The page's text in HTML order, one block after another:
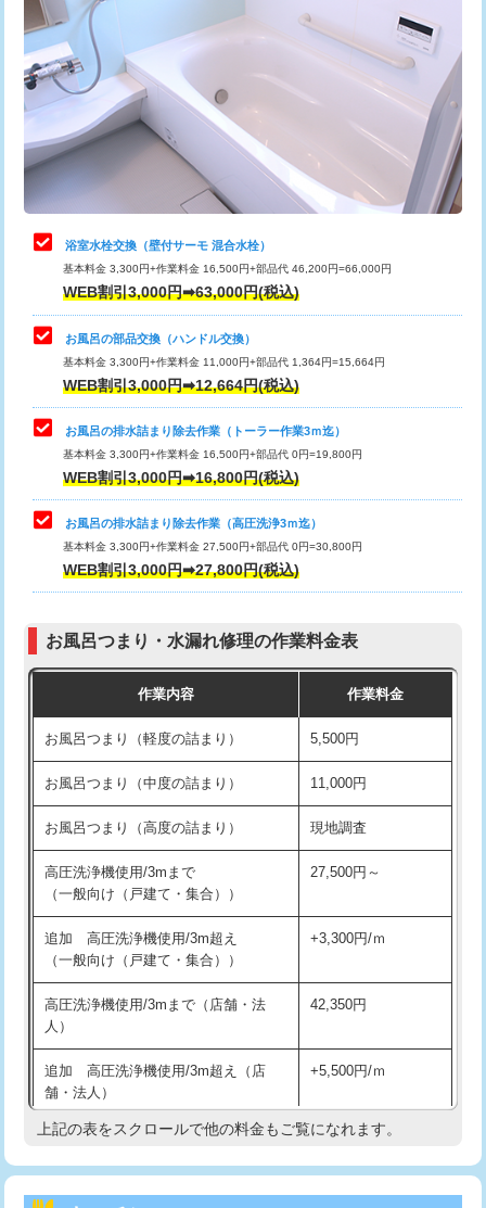
追加トーラー機使用/3m超え
カメラ調査 33,000円
桝清掃 8,800円
止水・漏水調査・防水処理・清掃・修
理・調整・分解・加工など（軽作業）
止水・漏水調査・防水処理・清掃・修
理・調整・分解・加工など（中作業）
22,000円
止水・漏水調査・防水処理・清掃・修
理・調整・分解・加工など（重作業）
33,000円
トイレタンク脱着
トイレ便器脱着
タンクレストイレ脱着 33,000円
小便器トイレ脱着
その他部品の脱着 8,800円～
交換・取付（タンク）
交換・取付（普通便座） 11,000円+材料費
交換・取付（温水洗浄便座） 16,500円+材料費
交換・取付(単水栓（壁付・デッキ
式）)
13,200円+材料費
交換・取付(混合水栓（壁付・デッキ
式・ワンホール）)
16,500円+材料費
交換・取付(排水栓・排水トラップ
（P/S/ポップアップ））
22,000円+材料費
交換・取付（その他部品） 11,000円+材料費
持込商品取付（単水栓） 13,200円
持込商品取付（混合水栓）
持込商品取付（浄水器・分岐水栓） 16,500円
持込商品取付（温水洗浄便座） 22,000円
持込商品取付（普通便座⇔温水洗浄便
22,000円
浴室水栓交換（壁付サーモ 混合水栓）
基本料金 3,300円+作業料金 16,500円+部品代 46,200円=66,000円
WEB割引3,000円➡63,000円(税込)
お風呂の部品交換（ハンドル交換）
基本料金 3,300円+作業料金 11,000円+部品代 1,364円=15,664円
WEB割引3,000円➡12,664円(税込)
お風呂の排水詰まり除去作業（トーラー作業3ｍ迄）
基本料金 3,300円+作業料金 16,500円+部品代 0円=19,800円
WEB割引3,000円➡16,800円(税込)
お風呂の排水詰まり除去作業（高圧洗浄3ｍ迄）
基本料金 3,300円+作業料金 27,500円+部品代 0円=30,800円
WEB割引3,000円➡27,800円(税込)
お風呂つまり・水漏れ修理の作業料金表
作業内容 作業料金
お風呂つまり（軽度の詰まり） 5,500円
お風呂つまり（中度の詰まり） 11,000円
お風呂つまり（高度の詰まり） 現地調査
高圧洗浄機使用/3mまで
（一般向け（戸建て・集合））
27,500円～
追加 高圧洗浄機使用/3m超え
（一般向け（戸建て・集合））
+3,300円/ｍ
高圧洗浄機使用/3mまで（店舗・法
人）
42,350円
追加 高圧洗浄機使用/3m超え（店
舗・法人）
+5,500円/ｍ
高度高圧洗浄換 現地調査
上記の表をスクロールで他の料金もご覧になれます。